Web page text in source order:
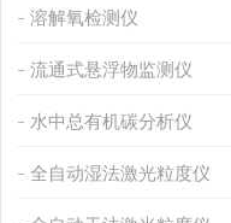
溶解氧检测仪
流通式悬浮物监测仪
水中总有机碳分析仪
全自动湿法激光粒度仪